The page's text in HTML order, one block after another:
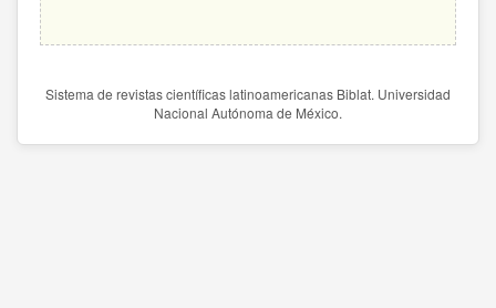
Sistema de revistas científicas latinoamericanas Biblat. Universidad
Nacional Autónoma de México.